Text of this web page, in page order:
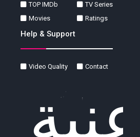
TOP IMDb
TV Series
Movies
Ratings
Help & Support
Video Quality Contact